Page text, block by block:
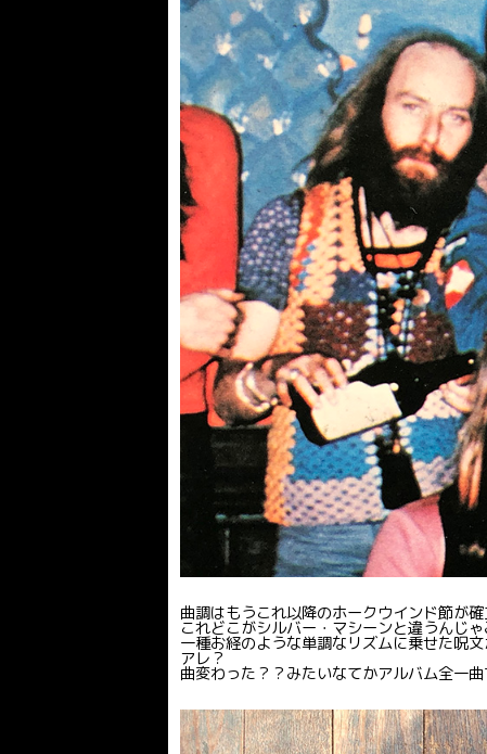
曲調はもうこれ以降のホークウインド節が
これどこがシルバー・マシーンと違うんじ
一種お経のような単調なリズムに乗せた呪
アレ？
曲変わった？？みたいなてかアルバム全一